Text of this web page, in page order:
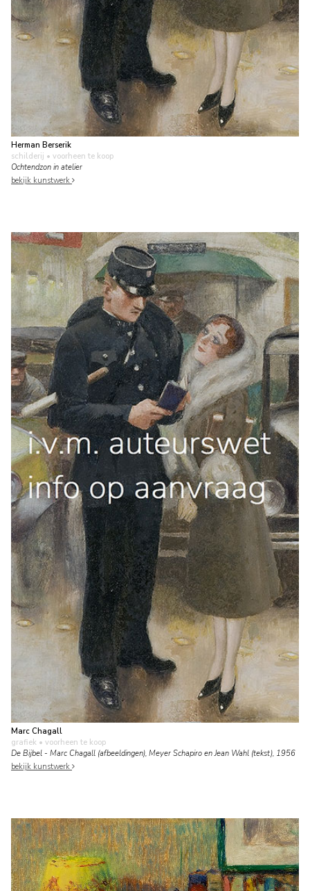
Herman Berserik
schilderij • voorheen te koop
Ochtendzon in atelier
bekijk kunstwerk
Marc Chagall
grafiek • voorheen te koop
De Bijbel - Marc Chagall (afbeeldingen), Meyer Schapiro en Jean Wahl (tekst), 1956
bekijk kunstwerk